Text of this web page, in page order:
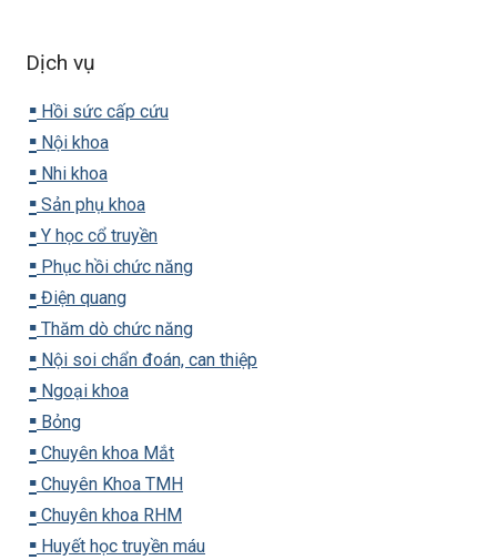
Dịch vụ
▪️ Hồi sức cấp cứu
▪️ Nội khoa
▪️ Nhi khoa
▪️ Sản phụ khoa
▪️ Y học cổ truyền
▪️ Phục hồi chức năng
▪️ Điện quang
▪️ Thăm dò chức năng
▪️ Nội soi chẩn đoán, can thiệp
▪️ Ngoại khoa
▪️ Bỏng
▪️ Chuyên khoa Mắt
▪️ Chuyên Khoa TMH
▪️ Chuyên khoa RHM
▪️ Huyết học truyền máu